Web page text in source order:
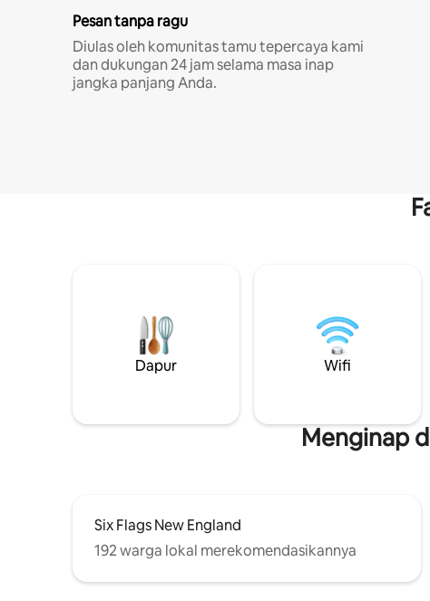
Pesan tanpa ragu
Diulas oleh komunitas tamu tepercaya kami
dan dukungan 24 jam selama masa inap
jangka panjang Anda.
Dapur Wifi
Menginap
Six Flags New England
192 warga lokal merekomendasikannya